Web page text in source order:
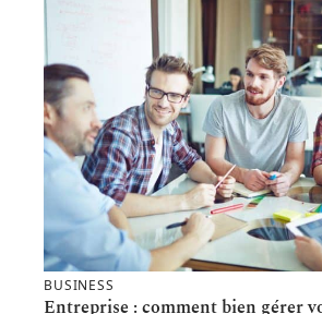
BUSINESS
Entreprise : comment bien gérer